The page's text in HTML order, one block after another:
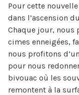
Pour cette
dans l’ascension
Chaque jour, nous
cimes enneigées,
nous profitons
pour nous
bivouac où les
remontent à la